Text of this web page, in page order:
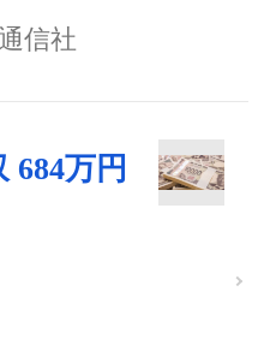
信社
684万円